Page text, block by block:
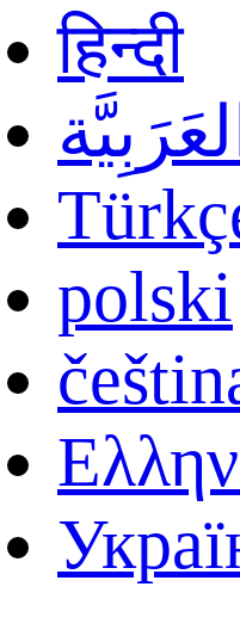
हिन्दी
العَرَبِيَّة
polski